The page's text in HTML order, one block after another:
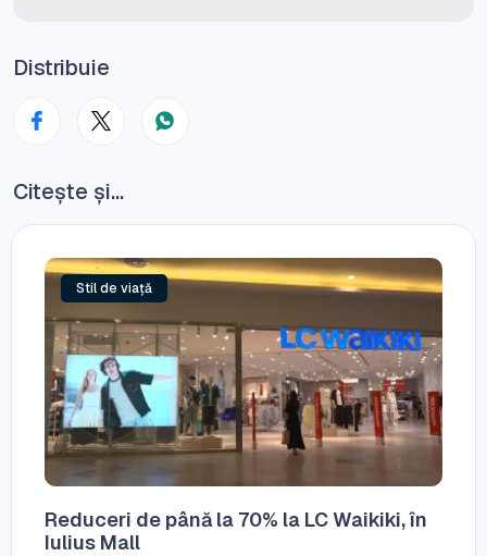
Distribuie
Citește și...
Stil de viață
Reduceri de până la 70% la LC Waikiki, în
Iulius Mall